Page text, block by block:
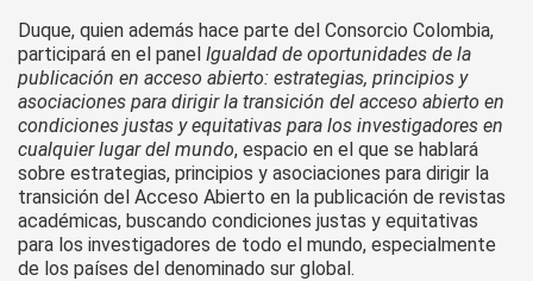
Duque, quien además hace parte del Consorcio Colombia,
participará en el panel Igualdad de oportunidades de la
publicación en acceso abierto: estrategias, principios y
asociaciones para dirigir la transición del acceso abierto en
condiciones justas y equitativas para los investigadores en
cualquier lugar del mundo, espacio en el que se hablará
sobre estrategias, principios y asociaciones para dirigir la
transición del Acceso Abierto en la publicación de revistas
académicas, buscando condiciones justas y equitativas
para los investigadores de todo el mundo, especialmente
de los países del denominado sur global.